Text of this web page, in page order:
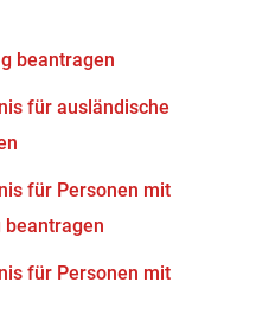
beantragen
für ausländische
für Personen mit
für Personen mit